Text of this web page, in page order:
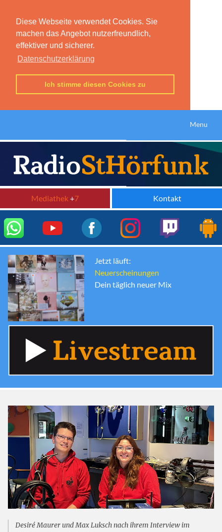
Diese Webseite verwendet Cookies. Sie
machen das Angebot nutzerfreundlich,
effektiver und sicherer.
Datenschutzerklärung
Ich stimme diesen Cookies zu
Menu
Mediathek+7 Kontakt
Jetzt läuft:
Neuerscheinungen
Dein täglich neuer Mix
Desiré Maurer und Max Luksch nach ihrem Interview im